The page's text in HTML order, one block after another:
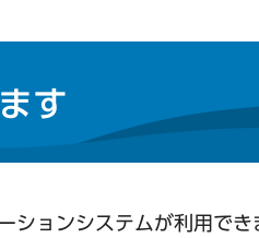
す
ョンシステムが利用でき